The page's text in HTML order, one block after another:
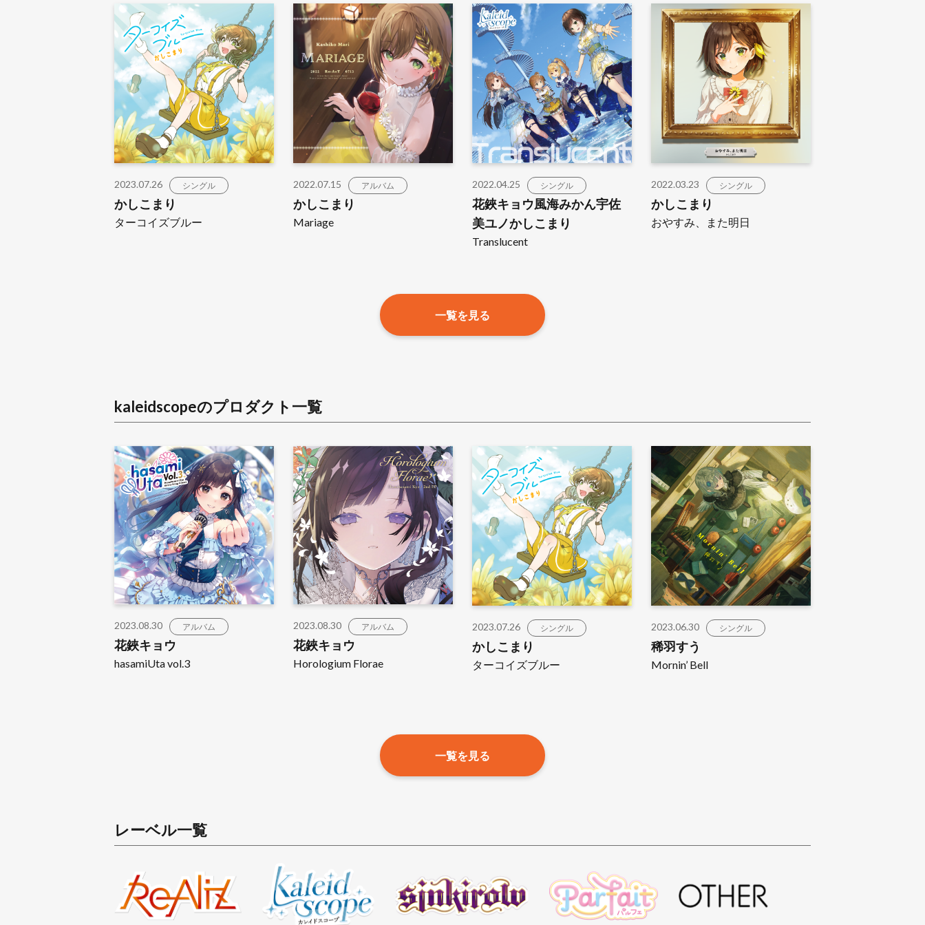
2023.07.26 シングル
かしこまり
ターコイズブルー
2022.07.15 アルバム
かしこまり
Mariage
2022.04.25 シングル
花鋏キョウ風海みかん宇佐
美ユノかしこまり
Translucent
2022.03.23 シングル
かしこまり
おやすみ、また明日
一覧を見る
kaleidscopeのプロダクト一覧
2023.08.30 アルバム
花鋏キョウ
hasamiUta vol.3
2023.08.30 アルバム
花鋏キョウ
Horologium Florae
2023.07.26 シングル
かしこまり
ターコイズブルー
2023.06.30 シングル
稀羽すう
Mornin’ Bell
一覧を見る
レーベル一覧